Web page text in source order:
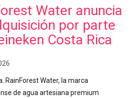
Water anuncia
por parte
Costa Rica
RainForest Water, la marca
de agua artesiana premium